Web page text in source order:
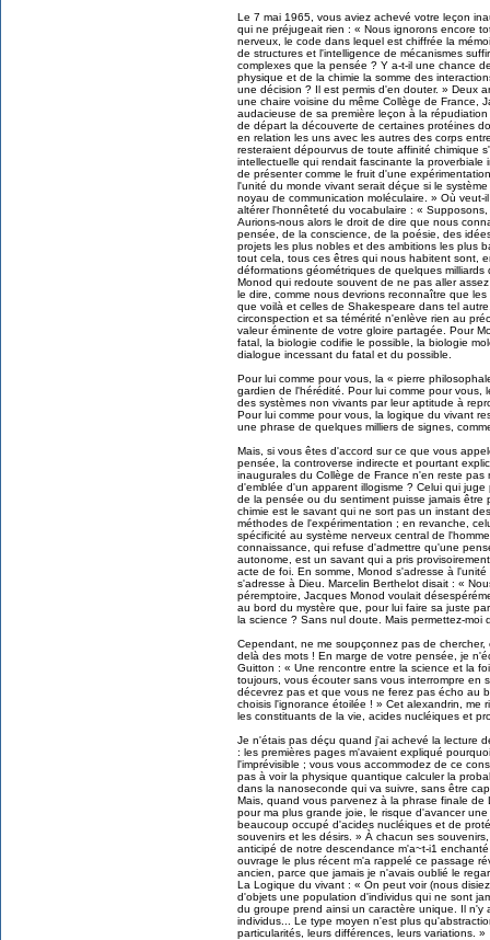
Le 7 mai 1965, vous aviez achevé votre leçon
qui ne préjugeait rien : « Nous ignorons encore
nerveux, le code dans lequel est chiffrée la
de structures et l'intelligence de mécanismes
complexes que la pensée ? Y a-t-il une chance
physique et de la chimie la somme des
une décision ? Il est permis d'en douter. » Deux
une chaire voisine du même Collège de France,
audacieuse de sa première leçon à la
de départ la découverte de certaines protéines
en relation les uns avec les autres des corps
resteraient dépourvus de toute affinité chimique
intellectuelle qui rendait fascinante la
de présenter comme le fruit d'une
l'unité du monde vivant serait déçue si le
noyau de communication moléculaire. » Où
altérer l'honnêteté du vocabulaire : «
Aurions-nous alors le droit de dire que nous
pensée, de la conscience, de la poésie, des
projets les plus nobles et des ambitions les plus
tout cela, tous ces êtres qui nous habitent sont,
déformations géométriques de quelques
Monod qui redoute souvent de ne pas aller
le dire, comme nous devrions reconnaître que
que voilà et celles de Shakespeare dans tel
circonspection et sa témérité n'enlève rien au
valeur éminente de votre gloire partagée. Pour
fatal, la biologie codifie le possible, la biologie
dialogue incessant du fatal et du possible.
Pour lui comme pour vous, la « pierre
gardien de l'hérédité. Pour lui comme pour vous,
des systèmes non vivants par leur aptitude à
Pour lui comme pour vous, la logique du vivant
une phrase de quelques milliers de signes,
Mais, si vous êtes d'accord sur ce que vous
pensée, la controverse indirecte et pourtant
inaugurales du Collège de France n'en reste
d'emblée d'un apparent illogisme ? Celui qui
de la pensée ou du sentiment puisse jamais
chimie est le savant qui ne sort pas un instant
méthodes de l'expérimentation ; en revanche,
spécificité au système nerveux central de
connaissance, qui refuse d'admettre qu'une
autonome, est un savant qui a pris
acte de foi. En somme, Monod s'adresse à
s'adresse à Dieu. Marcelin Berthelot disait : «
péremptoire, Jacques Monod voulait
au bord du mystère que, pour lui faire sa juste
la science ? Sans nul doute. Mais permettez-moi
Cependant, ne me soupçonnez pas de
delà des mots ! En marge de votre pensée, je
Guitton : « Une rencontre entre la science et la
toujours, vous écouter sans vous interrompre en
décevrez pas et que vous ne ferez pas écho au
choisis l'ignorance étoilée ! » Cet alexandrin, me
les constituants de la vie, acides nucléiques et
Je n'étais pas déçu quand j'ai achevé la lecture
: les premières pages m'avaient expliqué
l'imprévisible ; vous vous accommodez de ce
pas à voir la physique quantique calculer la
dans la nanoseconde qui va suivre, sans être
Mais, quand vous parvenez à la phrase finale
pour ma plus grande joie, le risque d'avancer
beaucoup occupé d'acides nucléiques et de
souvenirs et les désirs. » À chacun ses
anticipé de notre descendance m'a~t-i1
ouvrage le plus récent m'a rappelé ce passage
ancien, parce que jamais je n'avais oublié le
La Logique du vivant : « On peut voir (nous
d'objets une population d'individus qui ne sont
du groupe prend ainsi un caractère unique. Il
individus... Le type moyen n'est plus
particularités, leurs différences, leurs variations. »